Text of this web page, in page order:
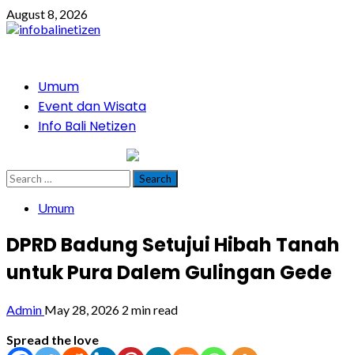
Skip
to
August 8, 2026
PrimaryUmum
Event dan Wisata
Info Bali Netizen
Search
for:
Umum
DPRD Badung Setujui Hibah Tanah
untuk Pura Dalem Gulingan Gede
Admin May 28, 2026 2 min read
Spread the love